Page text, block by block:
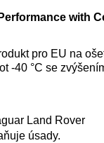
with
pro EU na
-40 °C se
Land Rover
úsady.